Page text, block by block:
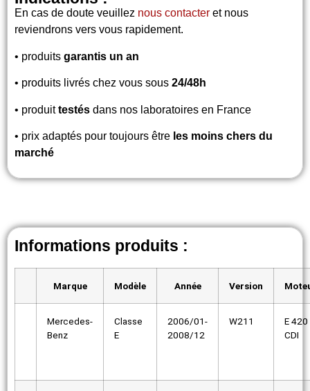
En cas de doute veuillez nous contacter et nous
reviendrons vers vous rapidement.
• produits garantis un an
• produits livrés chez vous sous 24/48h
• produittestés dans nos laboratoires en France
• prix adaptés pour toujours être les moins chers du
marché
Informations produits :
Marque Modèle Année Version
Mercedes-
Benz
Classe
E
2006/01-
2008/12
W211
E 420
CDI